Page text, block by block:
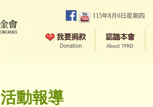
115年8月6日星期四
活動報導